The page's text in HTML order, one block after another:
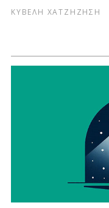
ΚΥΒΕΛΗ ΧΑΤΖΗΖΗΣΗ